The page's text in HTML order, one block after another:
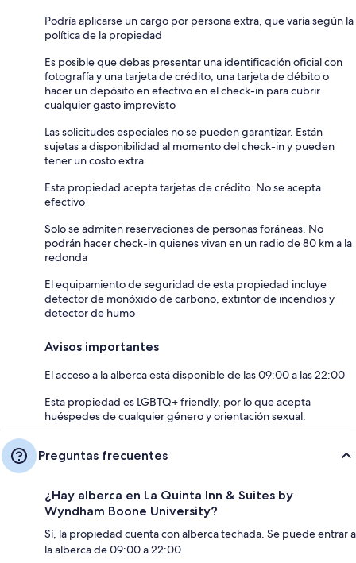
Podría aplicarse un cargo por persona extra, que varía según la
política de la propiedad
Es posible que debas presentar una identificación oficial con
fotografía y una tarjeta de crédito, una tarjeta de débito o
hacer un depósito en efectivo en el check-in para cubrir
cualquier gasto imprevisto
Las solicitudes especiales no se pueden garantizar. Están
sujetas a disponibilidad al momento del check-in y pueden
tener un costo extra
Esta propiedad acepta tarjetas de crédito. No se acepta
efectivo
Solo se admiten reservaciones de personas foráneas. No
podrán hacer check-in quienes vivan en un radio de 80 km a la
redonda
El equipamiento de seguridad de esta propiedad incluye
detector de monóxido de carbono, extintor de incendios y
detector de humo
Avisos importantes
El acceso a la alberca está disponible de las 09:00 a las 22:00
Esta propiedad es LGBTQ+ friendly, por lo que acepta
huéspedes de cualquier género y orientación sexual.
Preguntas frecuentes
¿Hay alberca en La Quinta Inn & Suites by
Wyndham Boone University?
Sí, la propiedad cuenta con alberca techada. Se puede entrar a
la alberca de 09:00 a 22:00.